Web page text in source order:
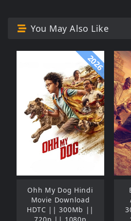
You May Also Like
2026
Ohh My Dog Hindi
Movie Download
HDTC || 300Mb ||